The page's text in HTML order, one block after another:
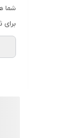
شما
برای